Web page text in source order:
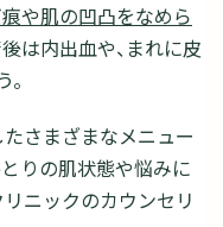
や肌の凹凸をなめら
は内出血や、まれに皮
さまざまなメニュー
りの肌状態や悩みに
ニックのカウンセリ